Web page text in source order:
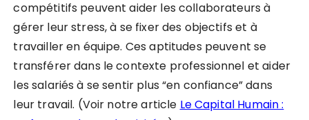
compétitifs peuvent aider les collaborateurs à
gérer leur stress, à se fixer des objectifs et à
travailler en équipe. Ces aptitudes peuvent se
transférer dans le contexte professionnel et aider
les salariés à se sentir plus “en confiance” dans
leur travail. (Voir notre article Le Capital Humain :